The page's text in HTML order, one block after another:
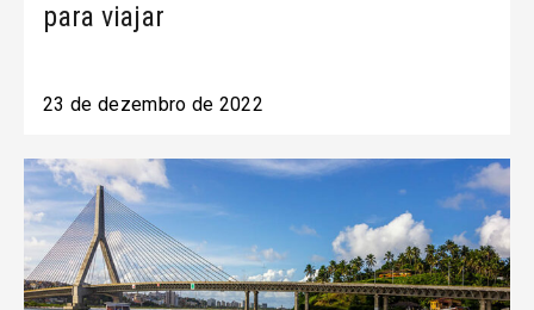
para viajar
23 de dezembro de 2022